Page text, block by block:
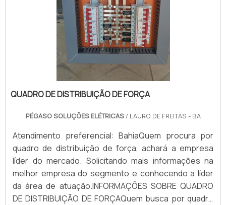
QUADRO DE DISTRIBUIÇÃO DE FORÇA
PÉGASO SOLUÇÕES ELÉTRICAS / LAURO DE FREITAS - BA
Atendimento preferencial: BahiaQuem procura por
quadro de distribuição de força, achará a empresa
líder do mercado. Solicitando mais informações na
melhor empresa do segmento e conhecendo a líder
da área de atuação.INFORMAÇÕES SOBRE QUADRO
DE DISTRIBUIÇÃO DE FORÇAQuem busca por quadro